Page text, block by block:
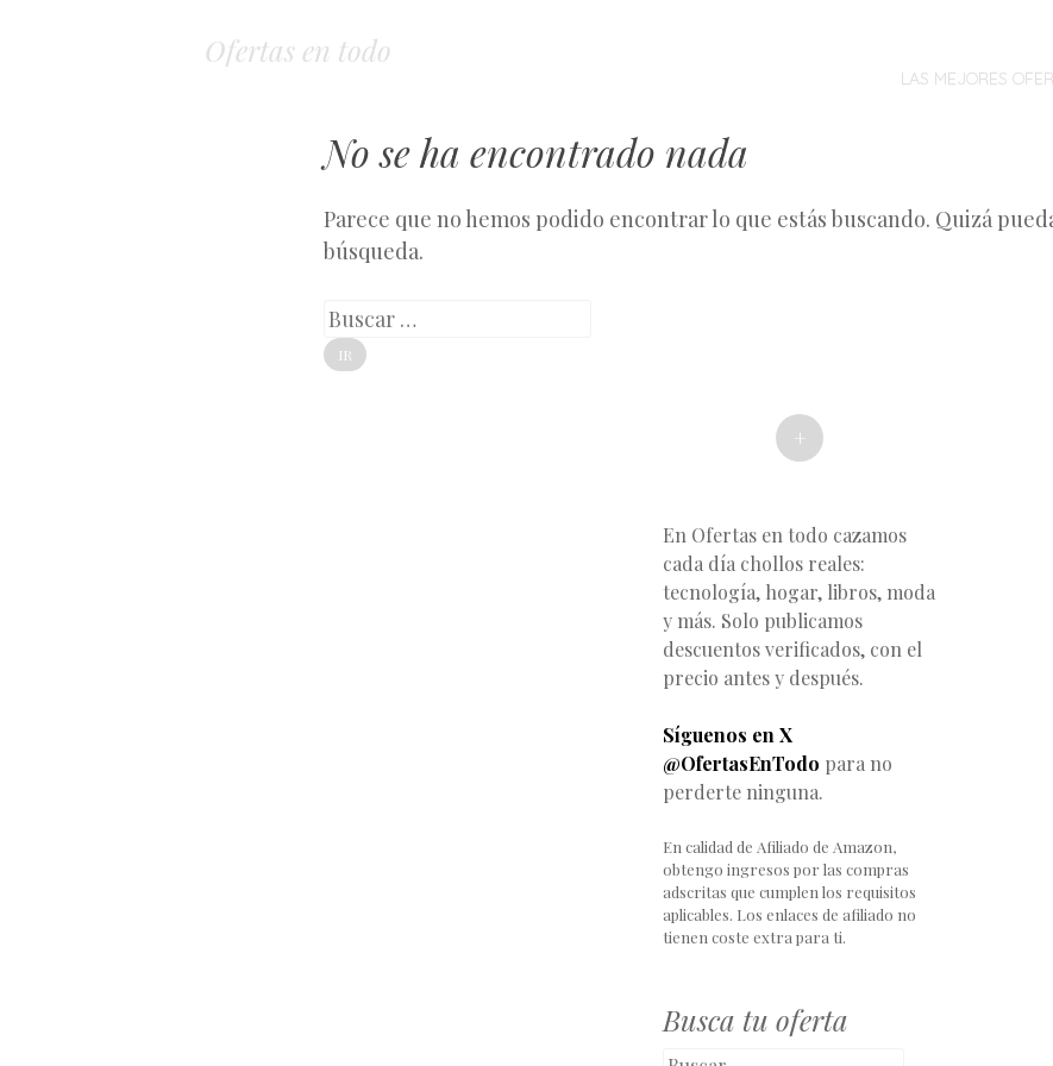
Ofertas en todo
LAS MEJORES
No se ha encontrado nada
Parece que no hemos podido encontrar lo que estás buscando. Quizá
búsqueda.
Buscar
+
En Ofertas en todo cazamos
cada día chollos reales:
tecnología, hogar, libros, moda
y más. Solo publicamos
descuentos verificados, con el
precio antes y después.
Síguenos en X
@OfertasEnTodo para no
perderte ninguna.
En calidad de Afiliado de Amazon,
obtengo ingresos por las compras
adscritas que cumplen los requisitos
aplicables. Los enlaces de afiliado no
tienen coste extra para ti.
Busca tu oferta
Buscar